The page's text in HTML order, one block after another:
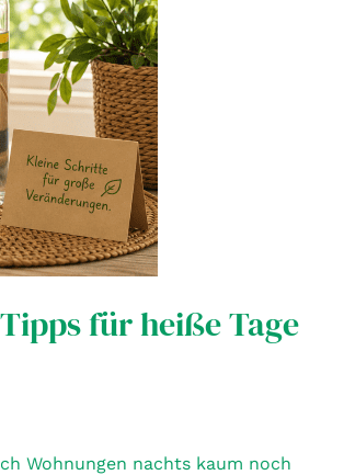
für heiße Tage
Wohnungen nachts kaum noch